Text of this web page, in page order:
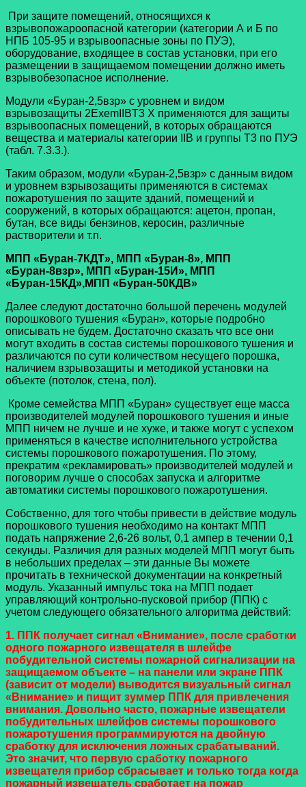
При защите помещений, относящихся к
взрывопожароопасной категории (категории А и Б по
НПБ 105-95 и взрывоопасные зоны по ПУЭ),
оборудование, входящее в состав установки, при его
размещении в защищаемом помещении должно иметь
взрывобезопасное исполнение.
Модули «Буран-2,5взр» с уровнем и видом
взрывозащиты 2ExemIIBT3 X применяются для защиты
взрывоопасных помещений, в которых обращаются
вещества и материалы категории IIB и группы Т3 по ПУЭ
(табл. 7.3.3.).
Таким образом, модули «Буран-2,5взр» с данным видом
и уровнем взрывозащиты применяются в системах
пожаротушения по защите зданий, помещений и
сооружений, в которых обращаются: ацетон, пропан,
бутан, все виды бензинов, керосин, различные
растворители и т.п.
МПП «Буран-7КДТ», МПП «Буран-8», МПП
«Буран-8взр», МПП «Буран-15И», МПП
«Буран-15КД»,МПП «Буран-50КДВ»
Далее следуют достаточно большой перечень модулей
порошкового тушения «Буран», которые подробно
описывать не будем. Достаточно сказать что все они
могут входить в состав системы порошкового тушения и
различаются по сути количеством несущего порошка,
наличием взрывозащиты и методикой установки на
объекте (потолок, стена, пол).
Кроме семейства МПП «Буран» существует еще масса
производителей модулей порошкового тушения и иные
МПП ничем не лучше и не хуже, и также могут с успехом
применяться в качестве исполнительного устройства
системы порошкового пожаротушения. По этому,
прекратим «рекламировать» производителей модулей и
поговорим лучше о способах запуска и алгоритме
автоматики системы порошкового пожаротушения.
Собственно, для того чтобы привести в действие модуль
порошкового тушения необходимо на контакт МПП
подать напряжение 2,6-26 вольт, 0,1 ампер в течении 0,1
секунды. Различия для разных моделей МПП могут быть
в небольших пределах – эти данные Вы можете
прочитать в технической документации на конкретный
модуль. Указанный импульс тока на МПП подает
управляющий контрольно-пусковой прибор (ППК) с
учетом следующего обязательного алгоритма действий:
1. ППК получает сигнал «Внимание», после сработки
одного пожарного извещателя в шлейфе
побудительной системы пожарной сигнализации на
защищаемом объекте – на панели или экране ППК
(зависит от модели) выводится визуальный сигнал
«Внимание» и пищит зуммер ППК для привлечения
внимания. Довольно часто, пожарные извещатели
побудительных шлейфов системы порошкового
пожаротушения программируются на двойную
сработку для исключения ложных срабатываний.
Это значит, что первую сработку пожарного
извещателя прибор сбрасывает и только тогда когда
пожарный извещатель сработает на пожар